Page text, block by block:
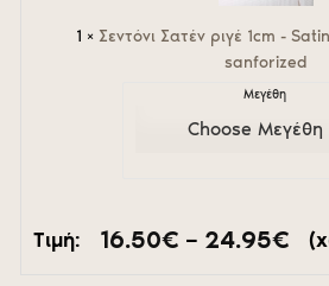
300ΤC1 × Σεντόνι Σατέν ριγέ 1cm -
sanforized
Μεγέθη
Τιμή: 16.50€ – 24.95€